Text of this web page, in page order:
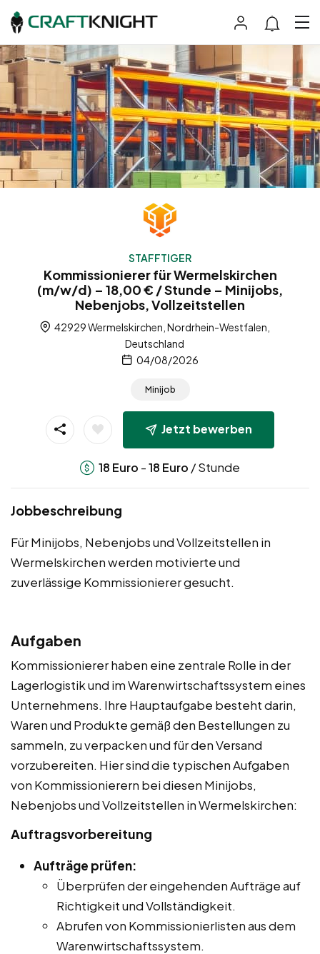
STAFFTIGER
Kommissionierer für Wermelskirchen
(m/w/d) – 18,00 € / Stunde – Minijobs,
Nebenjobs, Vollzeitstellen
42929 Wermelskirchen, Nordrhein-Westfalen,
Deutschland
04/08/2026
Minijob
Jetzt bewerben
18 Euro -18 Euro / Stunde
Jobbeschreibung
Für Minijobs, Nebenjobs und Vollzeitstellen in
Wermelskirchen werden motivierte und
zuverlässige Kommissionierer gesucht.
Aufgaben
Kommissionierer haben eine zentrale Rolle in der
Lagerlogistik und im Warenwirtschaftssystem eines
Unternehmens. Ihre Hauptaufgabe besteht darin,
Waren und Produkte gemäß den Bestellungen zu
sammeln, zu verpacken und für den Versand
vorzubereiten. Hier sind die typischen Aufgaben
von Kommissionierern bei diesen Minijobs,
Nebenjobs und Vollzeitstellen in Wermelskirchen:
Auftragsvorbereitung
Aufträge prüfen:
Überprüfen der eingehenden Aufträge auf
Richtigkeit und Vollständigkeit.
Abrufen von Kommissionierlisten aus dem
Warenwirtschaftssystem.